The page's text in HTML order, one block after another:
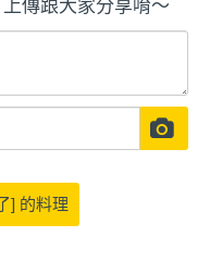
傳跟大家分享唷～
的料理